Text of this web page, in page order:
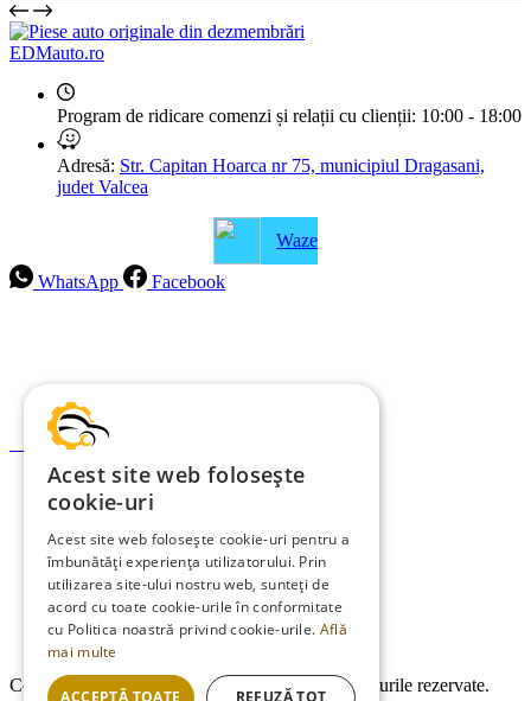
EDMauto.ro
Program de ridicare comenzi și relații cu clienții: 10:00 - 18:00
Adresă: Str. Capitan Hoarca nr 75, municipiul Dragasani,
judet Valcea
Waze
WhatsApp
Facebook
Politica de ramburs și retur
Formular de retur
Garanții
Termeni și condiții
Politica de Cookies
Politica de confidențialitate
Copyright © 2013-2026
EDMauto.roToate drepturile rezervate.
Acest site web folosește
cookie-uri
Acest site web folosește cookie-uri pentru a
îmbunătăți experiența utilizatorului. Prin
utilizarea site-ului nostru web, sunteți de
acord cu toate cookie-urile în conformitate
cu Politica noastră privind cookie-urile. Află
mai multe
ACCEPTĂ TOATE REFUZĂ TOT